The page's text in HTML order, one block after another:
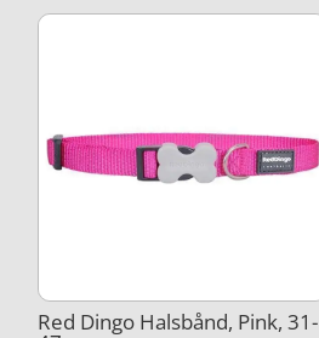
Red Dingo Halsbånd, Pink, 31-